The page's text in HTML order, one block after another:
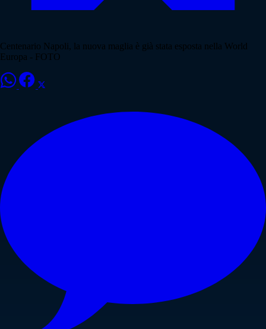
Centenario Napoli, la nuova maglia è già stata esposta nella World
Europa - FOTO